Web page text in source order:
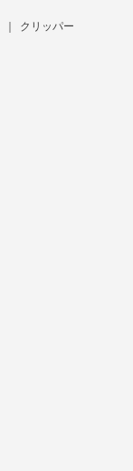
クリッパー